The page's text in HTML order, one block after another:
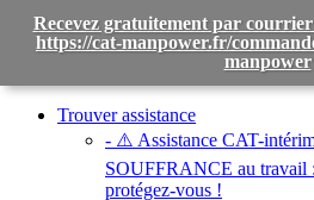
Toggle
navigationTrouver assistance
- ⚠️ Assistance CAT-
SOUFFRANCE au travail :
protégez-vous !
Recevez gratuitement par
https://cat-manpower.fr/
manpower